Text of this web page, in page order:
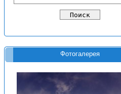
Фотогалерея